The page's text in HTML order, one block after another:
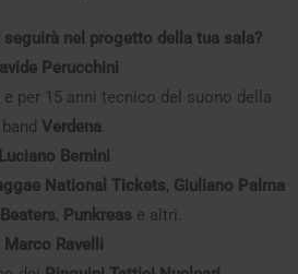
nel progetto della tua sala?
Perucchini
per 15 anni tecnico del suono della
band Verdena.
Luciano Bernini
National Tickets, Giuliano Palma
, Punkreas e altri.
Marco Ravelli